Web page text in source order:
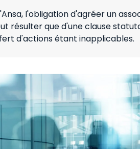
l'obligation d'agréer un
résulter que d'une clause
d'actions étant inapplicables.